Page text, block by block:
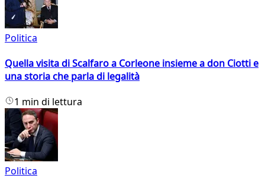
Politica
Quella visita di Scalfaro a Corleone insieme a don Ciotti e
una storia che parla di legalità
1 min di lettura
Politica